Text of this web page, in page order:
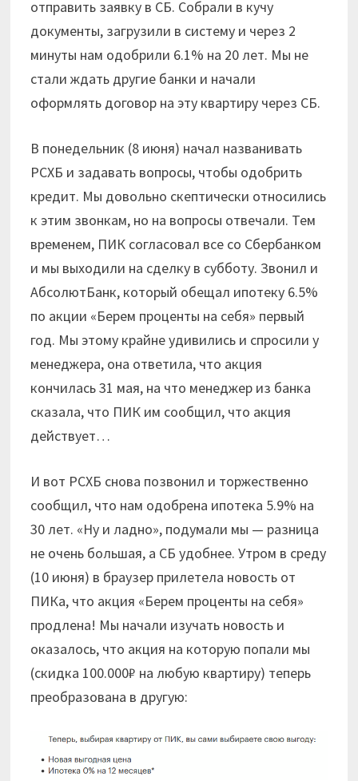
отправить заявку в СБ. Собрали в кучу
документы, загрузили в систему и через 2
минуты нам одобрили 6.1% на 20 лет. Мы не
стали ждать другие банки и начали
оформлять договор на эту квартиру через СБ.
В понедельник (8 июня) начал названивать
РСХБ и задавать вопросы, чтобы одобрить
кредит. Мы довольно скептически относились
к этим звонкам, но на вопросы отвечали. Тем
временем, ПИК согласовал все со Сбербанком
и мы выходили на сделку в субботу. Звонил и
АбсолютБанк, который обещал ипотеку 6.5%
по акции «Берем проценты на себя» первый
год. Мы этому крайне удивились и спросили у
менеджера, она ответила, что акция
кончилась 31 мая, на что менеджер из банка
сказала, что ПИК им сообщил, что акция
действует…
И вот РСХБ снова позвонил и торжественно
сообщил, что нам одобрена ипотека 5.9% на
30 лет. «Ну и ладно», подумали мы — разница
не очень большая, а СБ удобнее. Утром в среду
(10 июня) в браузер прилетела новость от
ПИКа, что акция «Берем проценты на себя»
продлена! Мы начали изучать новость и
оказалось, что акция на которую попали мы
(скидка 100.000₽ на любую квартиру) теперь
преобразована в другую: